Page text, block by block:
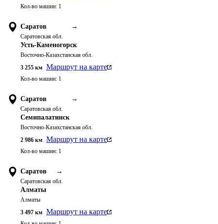
Кол-во машин: 1
Саратов →
Саратовская обл.
Усть-Каменогорск
Восточно-Казахстанская обл.
3 255 км Маршрут на карте
Кол-во машин: 1
Саратов →
Саратовская обл.
Семипалатинск
Восточно-Казахстанская обл.
2 986 км Маршрут на карте
Кол-во машин: 1
Саратов →
Саратовская обл.
Алматы
Алматы
3 497 км Маршрут на карте